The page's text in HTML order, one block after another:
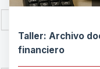
Taller: Archivo
financiero